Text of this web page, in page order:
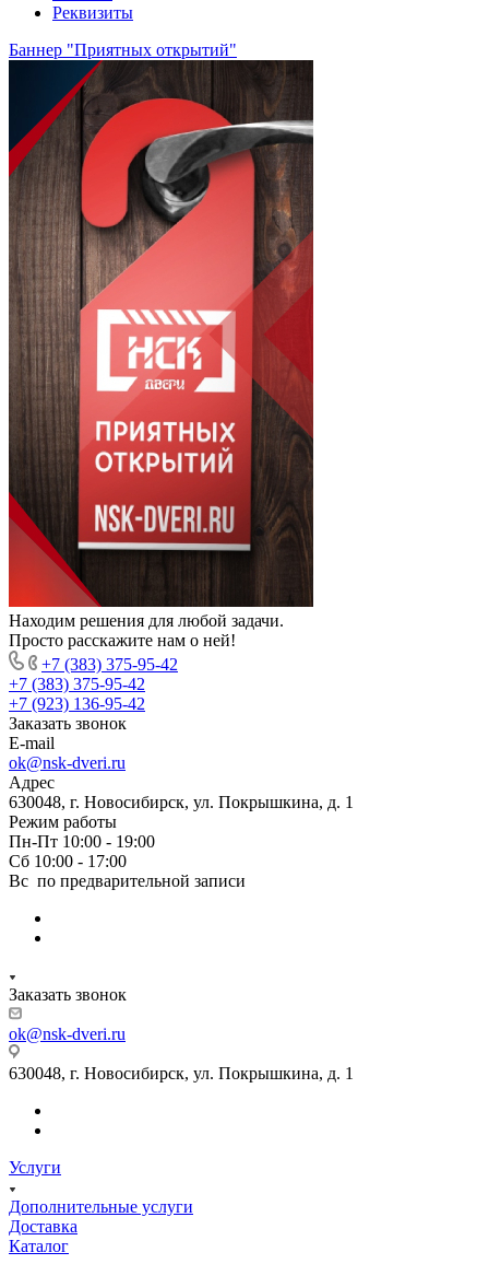
Реквизиты
Баннер "Приятных открытий"
Находим решения для любой задачи.
Просто расскажите нам о ней!
+7 (383) 375-95-42
+7 (383) 375-95-42
+7 (923) 136-95-42
Заказать звонок
E-mail
ok@nsk-dveri.ru
Адрес
630048, г. Новосибирск, ул. Покрышкина, д. 1
Режим работы
Пн-Пт 10:00 - 19:00
Сб 10:00 - 17:00
Вс по предварительной записи
Заказать звонок
ok@nsk-dveri.ru
630048, г. Новосибирск, ул. Покрышкина, д. 1
Услуги
Дополнительные услуги
Доставка
Каталог